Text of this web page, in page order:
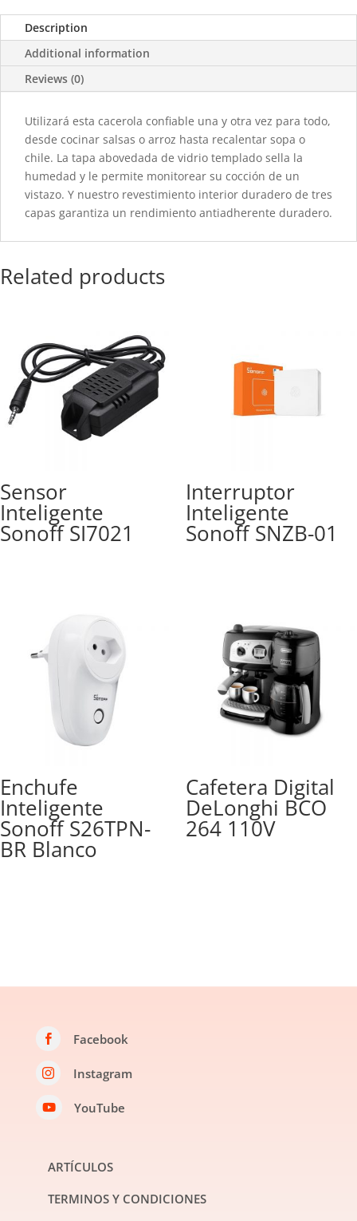
Description
Additional information
Reviews (0)
Utilizará esta cacerola confiable una y otra vez para todo,
desde cocinar salsas o arroz hasta recalentar sopa o
chile. La tapa abovedada de vidrio templado sella la
humedad y le permite monitorear su cocción de un
vistazo. Y nuestro revestimiento interior duradero de tres
capas garantiza un rendimiento antiadherente duradero.
Related products
Sensor
Inteligente
Sonoff SI7021
Interruptor
Inteligente
Sonoff SNZB-01
Enchufe
Inteligente
Sonoff S26TPN-
BR Blanco
Cafetera Digital
DeLonghi BCO
264 110V
 Facebook
 Instagram
 YouTube
ARTÍCULOS
TERMINOS Y CONDICIONES